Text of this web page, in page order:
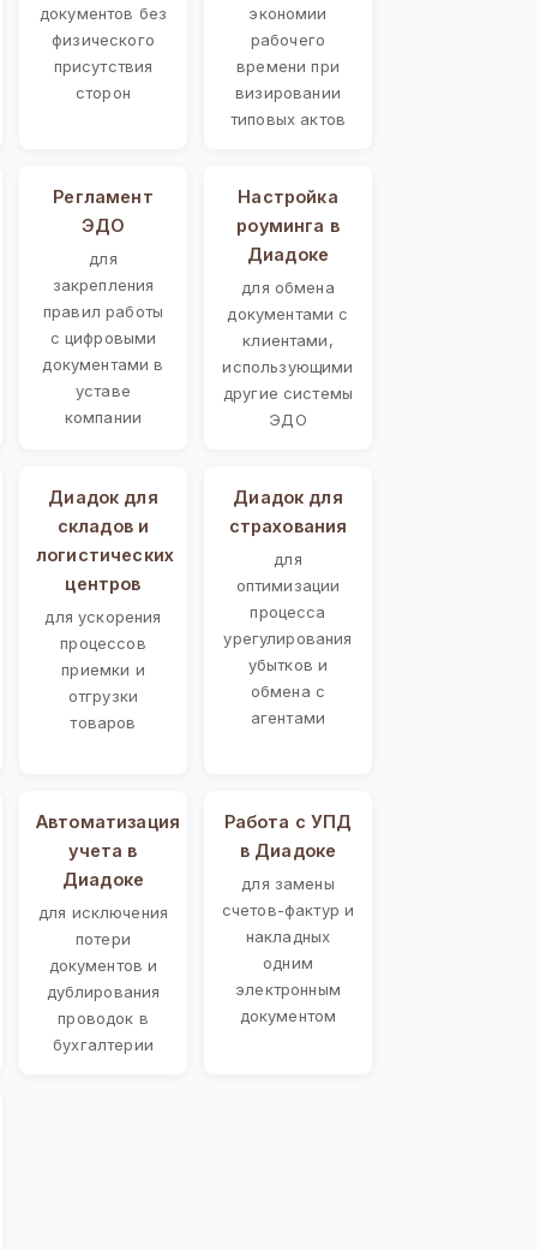
документов без
физического
присутствия
сторон
экономии
рабочего
времени при
визировании
типовых актов
Регламент
ЭДО
для
закрепления
правил работы
с цифровыми
документами в
уставе
компании
Настройка
роуминга в
Диадоке
для обмена
документами с
клиентами,
использующими
другие системы
ЭДО
Диадок для
складов и
логистических
центров
для ускорения
процессов
приемки и
отгрузки
товаров
Диадок для
страхования
для
оптимизации
процесса
урегулирования
убытков и
обмена с
агентами
Автоматизация
учета в
Диадоке
для исключения
потери
документов и
дублирования
проводок в
бухгалтерии
Работа с УПД
в Диадоке
для замены
счетов-фактур и
накладных
одним
электронным
документом